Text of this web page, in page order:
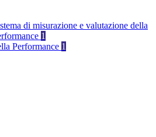
di misurazione e valutazione della
1
Performance 1